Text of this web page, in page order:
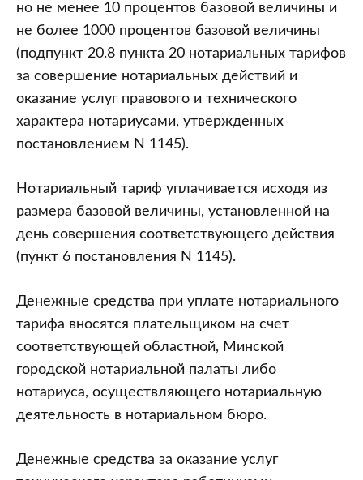
но не менее 10 процентов базовой величины и
не более 1000 процентов базовой величины
(подпункт 20.8 пункта 20 нотариальных тарифов
за совершение нотариальных действий и
оказание услуг правового и технического
характера нотариусами, утвержденных
постановлением N 1145).
Нотариальный тариф уплачивается исходя из
размера базовой величины, установленной на
день совершения соответствующего действия
(пункт 6 постановления N 1145).
Денежные средства при уплате нотариального
тарифа вносятся плательщиком на счет
соответствующей областной, Минской
городской нотариальной палаты либо
нотариуса, осуществляющего нотариальную
деятельность в нотариальном бюро.
Денежные средства за оказание услуг